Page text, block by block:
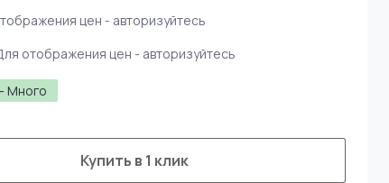
Много
цен - авторизуйтесь
отображения цен - авторизуйтесь
Купить в 1 клик